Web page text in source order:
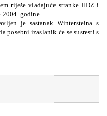
riješe vladajuće stranke HDZ i
2004. godine.
je sastanak Wintersteina s
posebni izaslanik će se susresti s